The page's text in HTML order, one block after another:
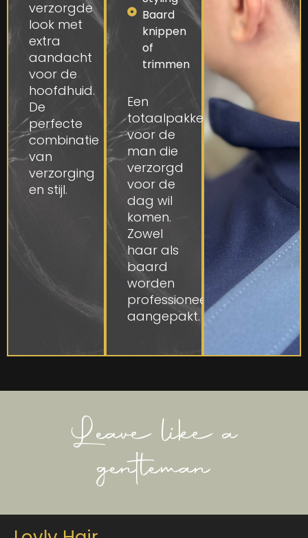
verzorgde
look met
extra
aandacht
voor de
hoofdhuid.
De
perfecte
combinatie
van
verzorging
en stijl.
Baard
knippen
of
trimmen
Een
totaalpakket
voor de
man die
verzorgd
voor de
dag wil
komen.
Zowel
haar als
baard
worden
professioneel
aangepakt.
Leave like a
gentleman